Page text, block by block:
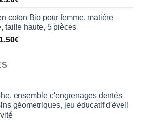
:
actuel
est :
12.20€.
coton Bio pour femme, matière
taille haute, 5 pièces
:
€Le
ensemble d'engrenages dentés
géométriques, jeu éducatif d'éveil